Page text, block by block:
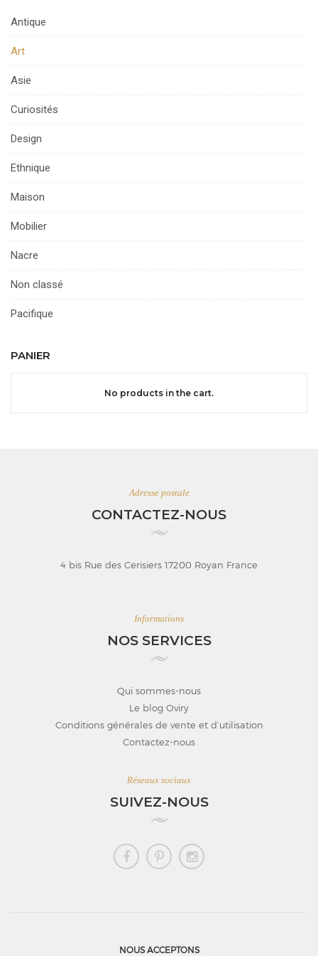
Antique
Art
Asie
Curiosités
Design
Ethnique
Maison
Mobilier
Nacre
Non classé
Pacifique
PANIER
No products in the cart.
Adresse postale
CONTACTEZ-NOUS
4 bis Rue des Cerisiers 17200 Royan France
Informations
NOS SERVICES
Qui sommes-nous
Le blog Oviry
Conditions générales de vente et d’utilisation
Contactez-nous
Réseaux sociaux
SUIVEZ-NOUS
NOUS ACCEPTONS